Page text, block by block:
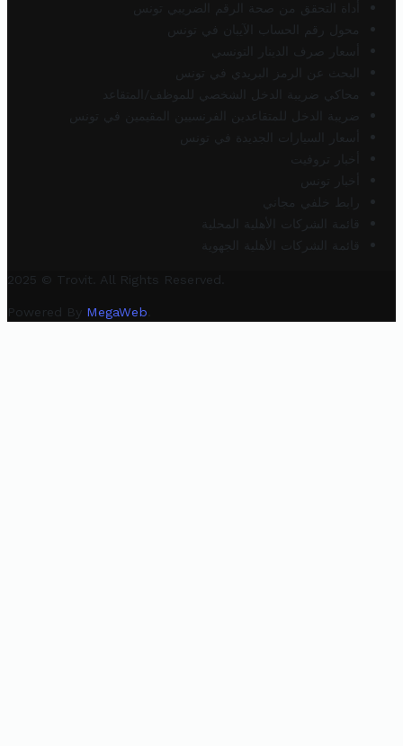
أداة التحقق من صحة الرقم الضريبي تونس
محول رقم الحساب الآيبان في تونس
أسعار صرف الدينار التونسي
البحث عن الرمز البريدي في تونس
محاكي ضريبة الدخل الشخصي للموظف/المتقاعد
ضريبة الدخل للمتقاعدين الفرنسيين المقيمين في تونس
أسعار السيارات الجديدة في تونس
أخبار تروفيت
أخبار تونس
رابط خلفي مجاني
قائمة الشركات الأهلية المحلية
قائمة الشركات الأهلية الجهوية
2025 © Trovit. All Rights Reserved.
Powered By MegaWeb